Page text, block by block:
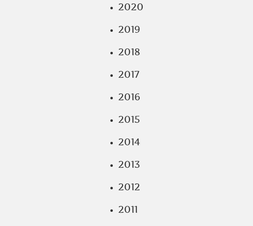
2020
2019
2018
2017
2016
2015
2014
2013
2012
2011